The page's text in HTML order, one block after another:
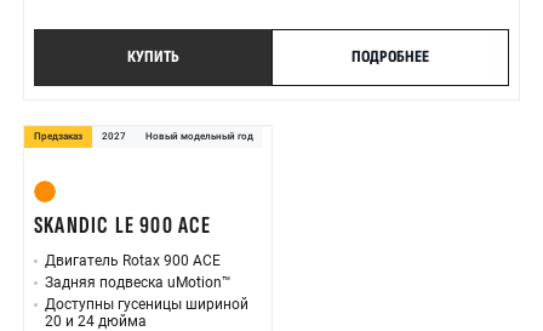
КУПИТЬ ПОДРОБНЕЕ
Предзаказ 2027 Новый модельный год
SKANDIC LE 900 ACE
Двигатель Rotax 900 ACE
Задняя подвеска uMotion™
Доступны гусеницы шириной
20 и 24 дюйма